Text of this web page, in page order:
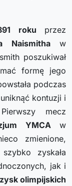
roku przez
Naismitha w
poszukiwał
formę jego
podczas
kontuzji i
mecz
YMCAw
zmienione,
zyskała
jak i
olimpijskich